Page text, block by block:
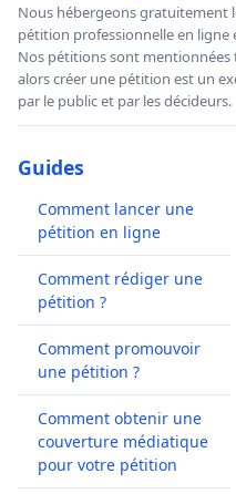
Nous hébergeons gratuitement
pétition professionnelle en ligne
Nos pétitions sont mentionnées
alors créer une pétition est un
par le public et par les décideurs.
Guides
Comment lancer une
pétition en ligne
Comment rédiger une
pétition ?
Comment promouvoir
une pétition ?
Comment obtenir une
couverture médiatique
pour votre pétition